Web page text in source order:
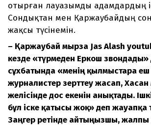
отырған лауазымды адамдардың
Сондықтан мен Қаржаубайдың
жақсы түсінемін.
– Қаржаубай мырза Jas Alash
кезде «түрмеден Еркош звондады»
сұхбатында «менің қылмыстарға
журналистер зерттеу жасап,
желісінде дос екенін анықтады.
бұл іске қатысы жоқ» деп
Заңгер ретінде айтыңызшы, жалпы